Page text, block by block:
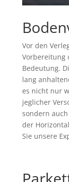
Vor den
Vorbereitung
Bedeutung.
lang
es nicht nur
jeglicher
sondern
der
Sie unsere